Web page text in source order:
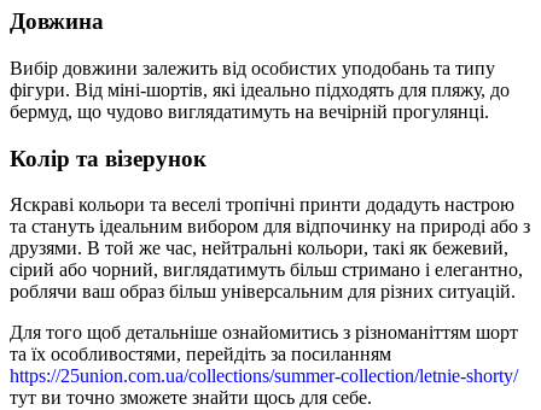
Довжина
Вибір довжини залежить від особистих уподобань та типу
фігури. Від міні-шортів, які ідеально підходять для пляжу, до
бермуд, що чудово виглядатимуть на вечірній прогулянці.
Колір та візерунок
Яскраві кольори та веселі тропічні принти додадуть настрою
та стануть ідеальним вибором для відпочинку на природі або з
друзями. В той же час, нейтральні кольори, такі як бежевий,
сірий або чорний, виглядатимуть більш стримано і елегантно,
роблячи ваш образ більш універсальним для різних ситуацій.
Для того щоб детальніше ознайомитись з різноманіттям шорт
та їх особливостями, перейдіть за посиланням
https://25union.com.ua/collections/summer-collection/letnie-shorty/
тут ви точно зможете знайти щось для себе.